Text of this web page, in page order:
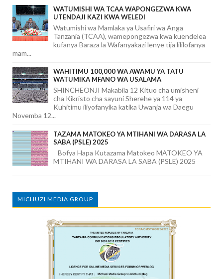
WATUMISHI WA TCAA WAPONGEZWA KWA
UTENDAJI KAZI KWA WELEDI
Watumishi wa Mamlaka ya Usafiri wa Anga
Tanzania (TCAA), wamepongezwa kwa kuendelea
kufanya Baraza la Wafanyakazi lenye tija lililofanya
mam...
WAHITIMU 100,000 WA AWAMU YA TATU
WATUMIKA MFANO WA USALAMA
SHINCHEONJI Makabila 12 Kituo cha umisheni
cha Kikristo cha sayuni Sherehe ya 114 ya
Kuhitimu iliyofanyika katika Uwanja wa Daegu
Novemba 12...
TAZAMA MATOKEO YA MTIHANI WA DARASA LA
SABA (PSLE) 2025
Bofya Hapa Kutazama Matokeo MATOKEO YA
MTIHANI WA DARASA LA SABA (PSLE) 2025
MICHUZI MEDIA GROUP